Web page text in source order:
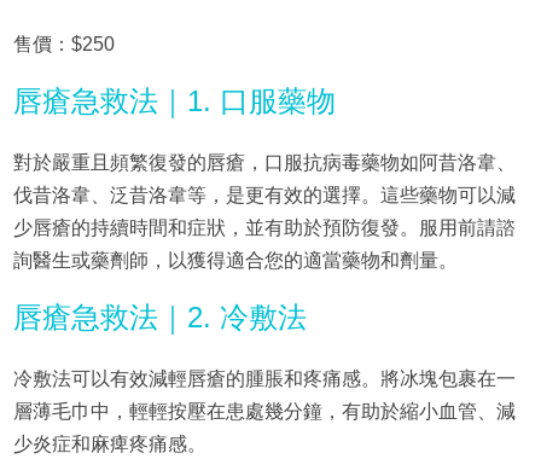
售價：$250
唇瘡急救法｜1. 口服藥物
對於嚴重且頻繁復發的唇瘡，口服抗病毒藥物如阿昔洛韋、
伐昔洛韋、泛昔洛韋等，是更有效的選擇。這些藥物可以減
少唇瘡的持續時間和症狀，並有助於預防復發。服用前請諮
詢醫生或藥劑師，以獲得適合您的適當藥物和劑量。
唇瘡急救法｜2. 冷敷法
冷敷法可以有效減輕唇瘡的腫脹和疼痛感。將冰塊包裹在一
層薄毛巾中，輕輕按壓在患處幾分鐘，有助於縮小血管、減
少炎症和麻痺疼痛感。